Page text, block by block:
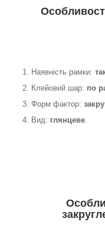
1. Наявність рамки:
2. Клейовий шар: по
3. Форм фактор:
4. Вид: глянцеве.